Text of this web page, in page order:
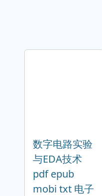
数字电路实验
与EDA技术
pdf epub
mobi txt 电子